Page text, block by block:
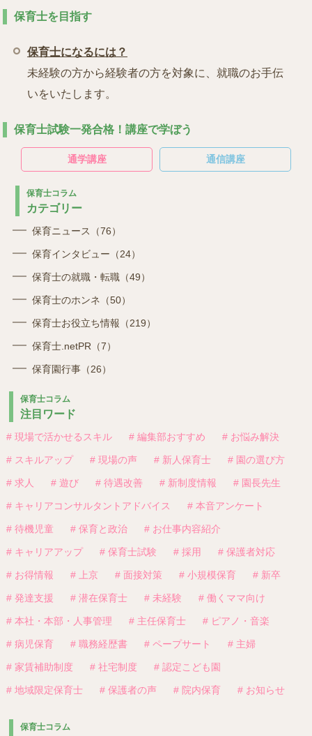
保育士を目指す
保育士になるには？
未経験の方から経験者の方を対象に、就職のお手伝
いをいたします。
保育士試験一発合格！講座で学ぼう
通学講座 通信講座
保育士コラム
カテゴリー
保育ニュース（76）
保育インタビュー（24）
保育士の就職・転職（49）
保育士のホンネ（50）
保育士お役立ち情報（219）
保育士.netPR（7）
保育園行事（26）
保育士コラム
注目ワード
# 現場で活かせるスキル # 編集部おすすめ # お悩み解決
# スキルアップ # 現場の声 # 新人保育士 # 園の選び方
# 求人 # 遊び # 待遇改善 # 新制度情報 # 園長先生
# キャリアコンサルタントアドバイス # 本音アンケート
# 待機児童 # 保育と政治 # お仕事内容紹介
# キャリアアップ # 保育士試験 # 採用 # 保護者対応
# お得情報 # 上京 # 面接対策 # 小規模保育 # 新卒
# 発達支援 # 潜在保育士 # 未経験 # 働くママ向け
# 本社・本部・人事管理 # 主任保育士 # ピアノ・音楽
# 病児保育 # 職務経歴書 # ペープサート # 主婦
# 家賃補助制度 # 社宅制度 # 認定こども園
# 地域限定保育士 # 保護者の声 # 院内保育 # お知らせ
保育士コラム